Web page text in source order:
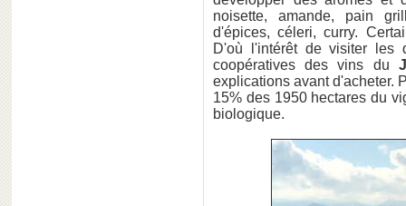
noisette, amande, pain
d'épices, céleri, curry.
D'où l'intérêt de visiter les
coopératives des vins du
explications avant d'acheter.
15% des 1950 hectares du
biologique.